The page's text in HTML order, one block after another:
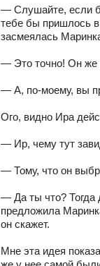
— Слушайте, если
тебе бы пришлось
засмеялась
— Это точно! Он же
— А, по-моему, вы
Ого, видно Ира
— Ир, чему тут
— Тому, что он
— Да ты что? Тогда
предложила
он скажет.
Мне эта идея